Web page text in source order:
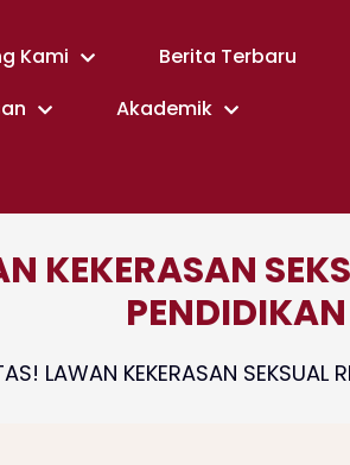
Kami Berita Terbaru
Akademik
KEKERASAN
PENDIDIKAN
LAWAN KEKERASAN SEKSUAL